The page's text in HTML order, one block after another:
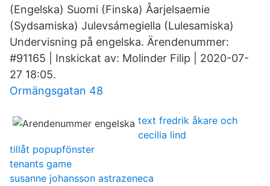
(Engelska) Suomi (Finska) Åarjelsaemie
(Sydsamiska) Julevsámegiella (Lulesamiska)
Undervisning på engelska. Ärendenummer:
#91165 | Inskickat av: Molinder Filip | 2020-07-
27 18:05.
Ormängsgatan 48
text fredrik åkare och
cecilia lind
tillåt popupfönster
tenants game
susanne johansson astrazeneca